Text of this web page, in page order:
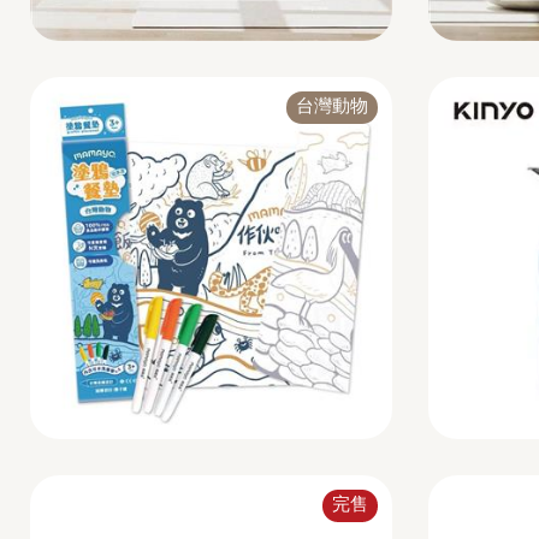
台灣動物
完售